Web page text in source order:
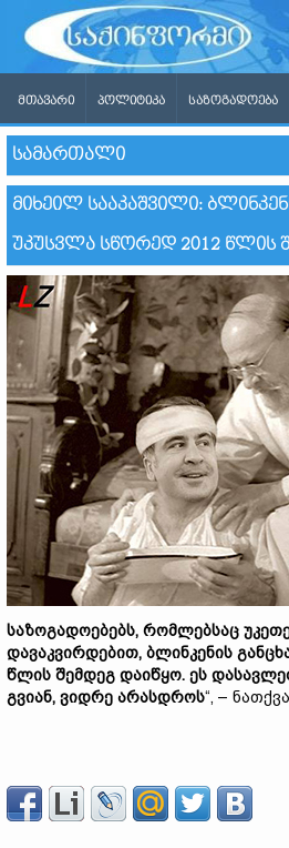
ᲛᲗᲐᲕᲐᲠᲘ ᲞᲝᲚᲘᲢᲘᲙᲐ ᲡᲐᲖᲝᲒᲐᲓᲝᲔᲑᲐ
ᲡᲐᲛᲐᲠᲗᲐᲚᲘ
ᲛᲘᲮᲔᲘᲚ ᲡᲐᲐᲙᲐᲨᲕᲘᲚᲘ:
ᲣᲙᲣᲡᲕᲚᲐ ᲡᲬᲝᲠᲔᲓ 2012 ᲬᲚᲘᲡ
საზოგადოებებს, რომლებსაც
დავაკვირდებით, ბლინკენის
წლის შემდეგ დაიწყო. ეს
გვიან, ვიდრე არასდროს“, –